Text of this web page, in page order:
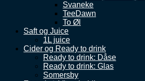
Svaneke
TeeDawn
To Øl
Saft og Juice
1L juice
Cider og Ready to drink
Ready to drink: Dåse
Ready to drink: Glas
Somersby